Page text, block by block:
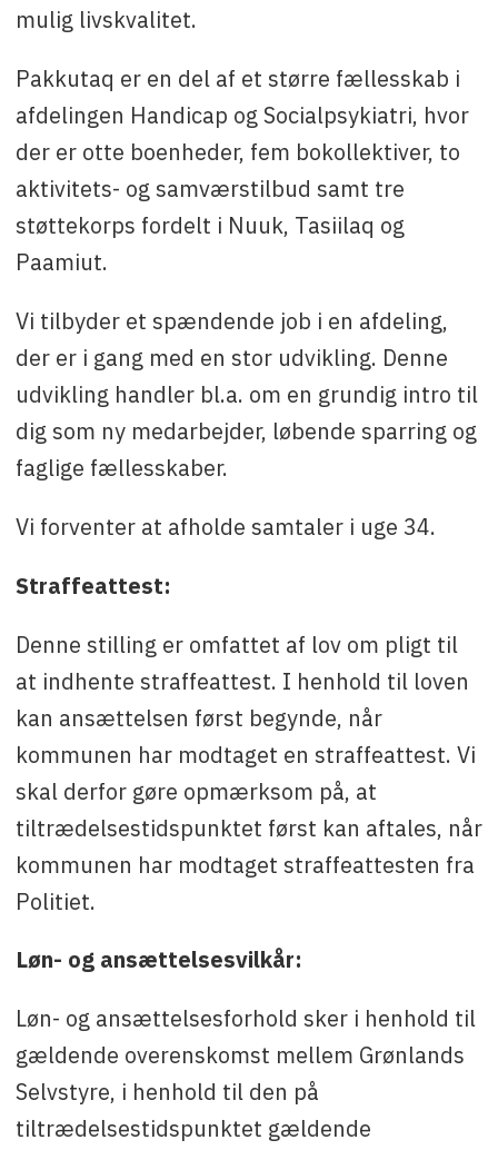
mulig livskvalitet.
Pakkutaq er en del af et større fællesskab i
afdelingen Handicap og Socialpsykiatri, hvor
der er otte boenheder, fem bokollektiver, to
aktivitets- og samværstilbud samt tre
støttekorps fordelt i Nuuk, Tasiilaq og
Paamiut.
Vi tilbyder et spændende job i en afdeling,
der er i gang med en stor udvikling. Denne
udvikling handler bl.a. om en grundig intro til
dig som ny medarbejder, løbende sparring og
faglige fællesskaber.
Vi forventer at afholde samtaler i uge 34.
Straffeattest:
Denne stilling er omfattet af lov om pligt til
at indhente straffeattest. I henhold til loven
kan ansættelsen først begynde, når
kommunen har modtaget en straffeattest. Vi
skal derfor gøre opmærksom på, at
tiltrædelsestidspunktet først kan aftales, når
kommunen har modtaget straffeattesten fra
Politiet.
Løn- og ansættelsesvilkår:
Løn- og ansættelsesforhold sker i henhold til
gældende overenskomst mellem Grønlands
Selvstyre, i henhold til den på
tiltrædelsestidspunktet gældende